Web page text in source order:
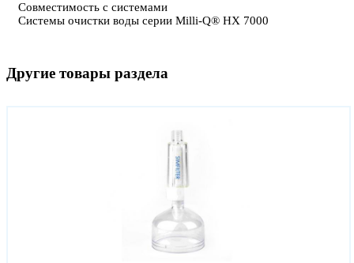
Совместимость с системами
Системы очистки воды серии Milli-Q® HX 7000
Другие товары раздела